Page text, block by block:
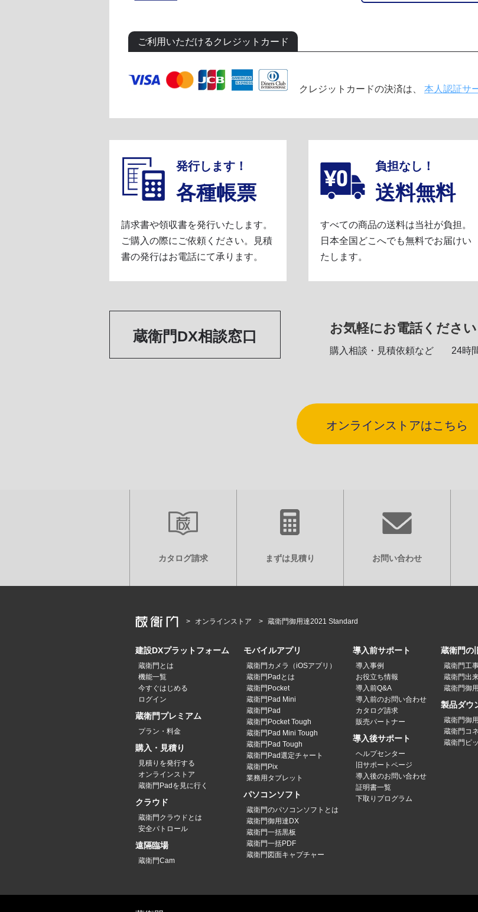
ご利用いただけるクレジットカード
クレジットカードの決済は、 本人認証サ
発行します！
各種帳票
請求書や領収書を発行いたします。
ご購入の際にご依頼ください。見積
書の発行はお電話にて承ります。
負担なし！
送料無料
すべての商品の送料は当社が負担。
日本全国どこへでも無料でお届けい
たします。
蔵衛門DX相談窓口 お気軽にお電話ください
購入相談・見積依頼など 24時
オンラインストアはこちら
カタログ請求 まずは見積り お問い合わせ
オンラインストア 蔵衛門御用達2021 Standard
建設DXプラットフォーム
蔵衛門とは
機能一覧
今すぐはじめる
ログイン
蔵衛門プレミアム
プラン・料金
購入・見積り
見積りを発行する
オンラインストア
蔵衛門Padを見に行く
クラウド
蔵衛門クラウドとは
安全パトロール
遠隔臨場
蔵衛門Cam
モバイルアプリ
蔵衛門カメラ（iOSアプリ）
蔵衛門Padとは
蔵衛門Pocket
蔵衛門Pad Mini
蔵衛門Pad
蔵衛門Pocket Tough
蔵衛門Pad Mini Tough
蔵衛門Pad Tough
蔵衛門Pad選定チャート
蔵衛門Pix
業務用タブレット
パソコンソフト
蔵衛門のパソコンソフトとは
蔵衛門御用達DX
蔵衛門一括黒板
蔵衛門一括PDF
蔵衛門図面キャプチャー
導入前サポート
導入事例
お役立ち情報
導入前Q&A
導入前のお問い合わせ
カタログ請求
販売パートナー
導入後サポート
ヘルプセンター
旧サポートページ
導入後のお問い合わせ
証明書一覧
下取りプログラム
蔵衛門の
蔵衛門工
蔵衛門出
蔵衛門御
製品ダウ
蔵衛門御
蔵衛門コ
蔵衛門ピ